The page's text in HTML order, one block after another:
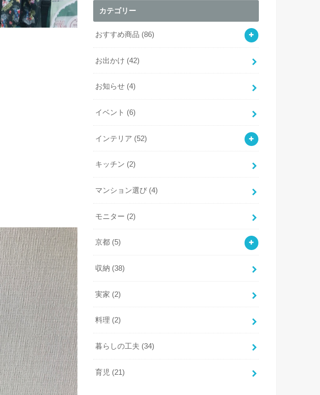
カテゴリー
おすすめ商品 (86)
お出かけ (42)
お知らせ (4)
イベント (6)
インテリア (52)
キッチン (2)
マンション選び (4)
モニター (2)
京都 (5)
収納 (38)
実家 (2)
料理 (2)
暮らしの工夫 (34)
育児 (21)